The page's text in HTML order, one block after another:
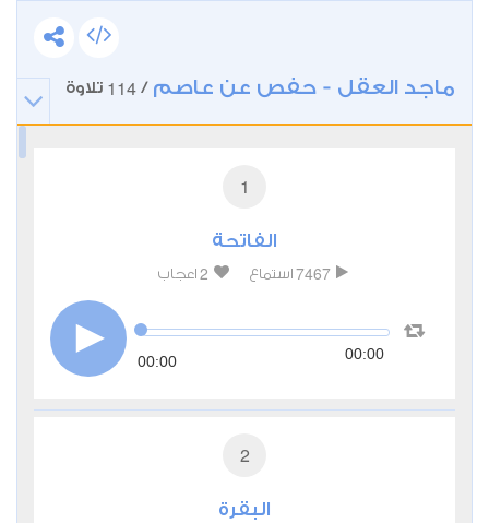
ماجد العقل - حفص عن عاصم /
114 تلاوة
1
الفاتحة
7467 استماع 2 اعجاب
00:00 00:00
2
البقرة